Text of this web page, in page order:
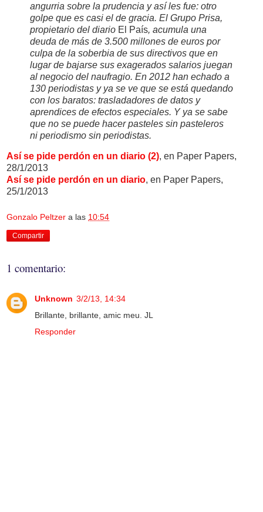
angurria sobre la prudencia y así les fue: otro
golpe que es casi el de gracia. El Grupo Prisa,
propietario del diario El País, acumula una
deuda de más de 3.500 millones de euros por
culpa de la soberbia de sus directivos que en
lugar de bajarse sus exagerados salarios juegan
al negocio del naufragio. En 2012 han echado a
130 periodistas y ya se ve que se está quedando
con los baratos: trasladadores de datos y
aprendices de efectos especiales. Y ya se sabe
que no se puede hacer pasteles sin pasteleros
ni periodismo sin periodistas.
Así se pide perdón en un diario (2), en Paper Papers,
28/1/2013
Así se pide perdón en un diario, en Paper Papers,
25/1/2013
Gonzalo Peltzer a las 10:54
Compartir
1 comentario:
Unknown 3/2/13, 14:34
Brillante, brillante, amic meu. JL
Responder